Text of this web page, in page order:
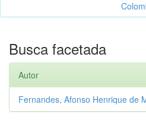
Busca facetada
Autor
Fernandes, Afonso Henrique de